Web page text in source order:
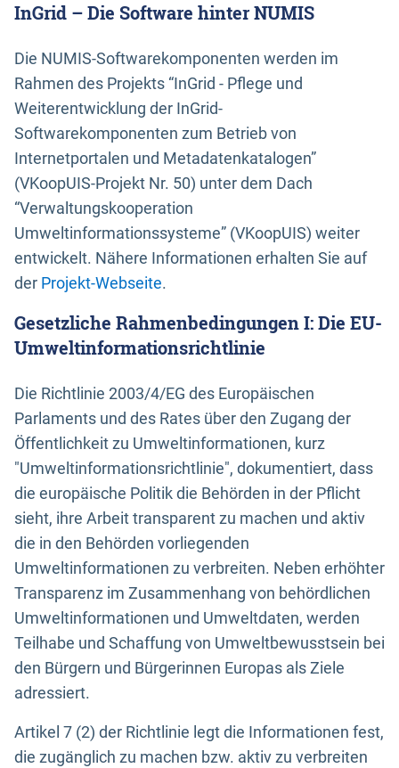
InGrid – Die Software hinter NUMIS
Die NUMIS-Softwarekomponenten werden im
Rahmen des Projekts “InGrid - Pflege und
Weiterentwicklung der InGrid-
Softwarekomponenten zum Betrieb von
Internetportalen und Metadatenkatalogen”
(VKoopUIS-Projekt Nr. 50) unter dem Dach
“Verwaltungskooperation
Umweltinformationssysteme” (VKoopUIS) weiter
entwickelt. Nähere Informationen erhalten Sie auf
der Projekt-Webseite.
Gesetzliche Rahmenbedingungen I: Die EU-
Umweltinformationsrichtlinie
Die Richtlinie 2003/4/EG des Europäischen
Parlaments und des Rates über den Zugang der
Öffentlichkeit zu Umweltinformationen, kurz
"Umweltinformationsrichtlinie", dokumentiert, dass
die europäische Politik die Behörden in der Pflicht
sieht, ihre Arbeit transparent zu machen und aktiv
die in den Behörden vorliegenden
Umweltinformationen zu verbreiten. Neben erhöhter
Transparenz im Zusammenhang von behördlichen
Umweltinformationen und Umweltdaten, werden
Teilhabe und Schaffung von Umweltbewusstsein bei
den Bürgern und Bürgerinnen Europas als Ziele
adressiert.
Artikel 7 (2) der Richtlinie legt die Informationen fest,
die zugänglich zu machen bzw. aktiv zu verbreiten